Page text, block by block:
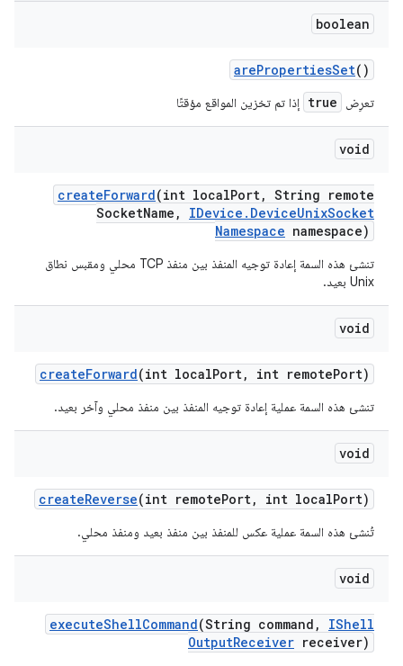
boolean
arePropertiesSet()
تعرِض true إذا تم تخزين المواقع مؤقتًا
void
createForward(int localPort, String remote
SocketName , IDevice . DeviceUnixSocket
Namespace namespace)
تنشئ هذه السمة إعادة توجيه المنفذ بين منفذ TCP محلي ومقبس نطاق
Unix بعيد.
void
createForward(int localPort, int remotePort)
تنشئ هذه السمة عملية إعادة توجيه المنفذ بين منفذ محلي وآخر بعيد.
void
createReverse(int remotePort, int localPort)
تُنشئ هذه السمة عملية عكس للمنفذ بين منفذ بعيد ومنفذ محلي.
void
executeShellCommand(String command ,
IShell
OutputReceiver receiver)